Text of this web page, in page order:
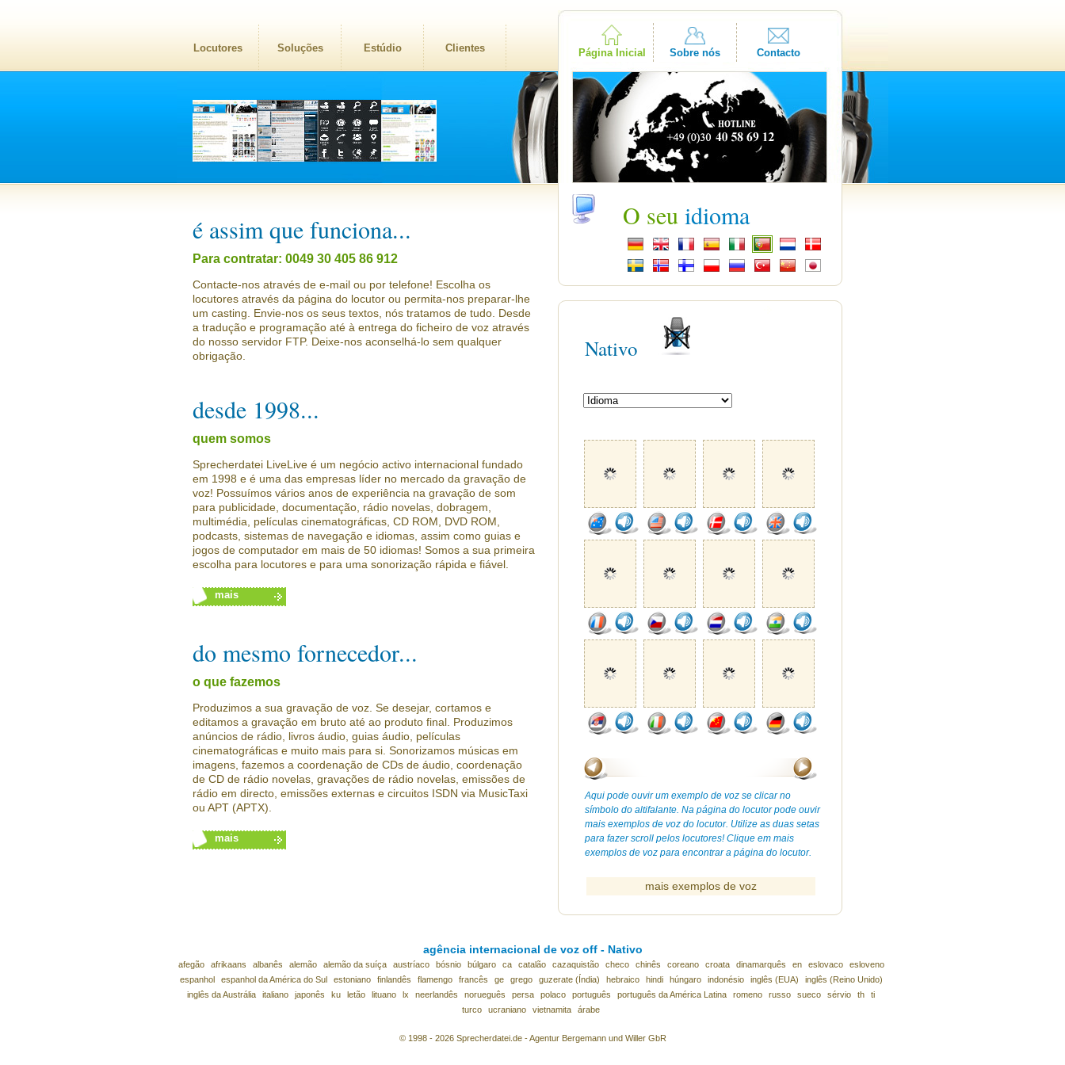
Locutores Soluções Estúdio Clientes Página Inicial Sobre nós Contacto
é assim que funciona...
Para contratar: 0049 30 405 86 912
Contacte-nos através de e-mail ou por telefone! Escolha os
locutores através da página do locutor ou permita-nos preparar-lhe
um casting. Envie-nos os seus textos, nós tratamos de tudo. Desde
a tradução e programação até à entrega do ficheiro de voz através
do nosso servidor FTP. Deixe-nos aconselhá-lo sem qualquer
obrigação.
desde 1998...
quem somos
Sprecherdatei LiveLive é um negócio activo internacional fundado
em 1998 e é uma das empresas líder no mercado da gravação de
voz! Possuímos vários anos de experiência na gravação de som
para publicidade, documentação, rádio novelas, dobragem,
multimédia, películas cinematográficas, CD ROM, DVD ROM,
podcasts, sistemas de navegação e idiomas, assim como guias e
jogos de computador em mais de 50 idiomas! Somos a sua primeira
escolha para locutores e para uma sonorização rápida e fiável.
mais
do mesmo fornecedor...
o que fazemos
Produzimos a sua gravação de voz. Se desejar, cortamos e
editamos a gravação em bruto até ao produto final. Produzimos
anúncios de rádio, livros áudio, guias áudio, películas
cinematográficas e muito mais para si. Sonorizamos músicas em
imagens, fazemos a coordenação de CDs de áudio, coordenação
de CD de rádio novelas, gravações de rádio novelas, emissões de
rádio em directo, emissões externas e circuitos ISDN via MusicTaxi
ou APT (APTX).
mais
O seu idioma
Nativo
Aqui pode ouvir um exemplo de voz se clicar no
símbolo do altifalante. Na página do locutor pode ouvir
mais exemplos de voz do locutor. Utilize as duas setas
para fazer scroll pelos locutores! Clique em mais
exemplos de voz para encontrar a página do locutor.
mais exemplos de voz
agência internacional de voz off - Nativo
afegão afrikaans albanês alemão alemão da suíça austríaco bósnio búlgaro ca catalão cazaquistão checo chinês coreano croata dinamarquês en eslovaco
esloveno
espanhol
espanhol da América do Sul estoniano finlandês flamengo francês ge grego guzerate (Índia) hebraico hindi húngaro indonésio inglês (EUA)
inglês (Reino Unido)
inglês da Austrália
italiano japonês ku letão lituano lx neerlandês norueguês persa polaco português português da América Latina romeno russo sueco sérvio th
ti
turco
ucraniano vietnamita árabe
© 1998 - 2026 Sprecherdatei.de - Agentur Bergemann und Willer GbR